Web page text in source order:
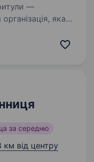
—
яка
створено
за середню
км від центру